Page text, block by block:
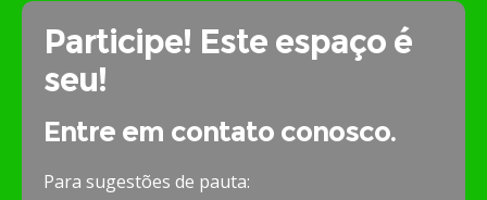
Participe! Este espaço é
seu!
Entre em contato conosco.
Para sugestões de pauta: